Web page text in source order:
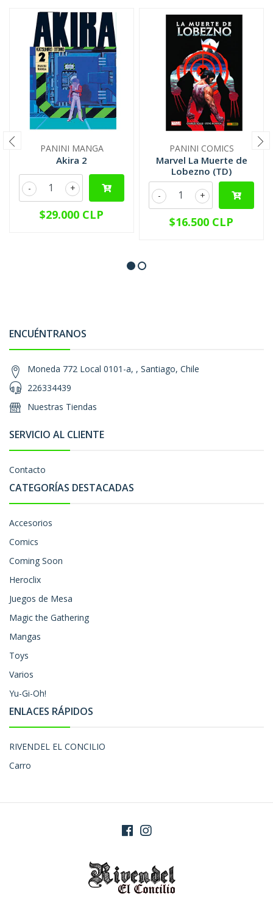
PANINI MANGA
Akira 2
+
-
$29.000 CLP
PANINI COMICS
Marvel La Muerte de
Lobezno (TD)
+
-
$16.500 CLP
ENCUÉNTRANOS
Moneda 772 Local 0101-a, , Santiago, Chile
226334439
Nuestras Tiendas
SERVICIO AL CLIENTE
Contacto
CATEGORÍAS DESTACADAS
Accesorios
Comics
Coming Soon
Heroclix
Juegos de Mesa
Magic the Gathering
Mangas
Toys
Varios
Yu-Gi-Oh!
ENLACES RÁPIDOS
RIVENDEL EL CONCILIO
Carro